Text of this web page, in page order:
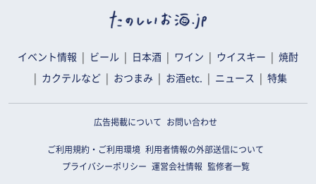
イベント情報 ビール 日本酒 ワイン ウイスキー 焼酎
カクテルなど おつまみ お酒etc. ニュース 特集
広告掲載について お問い合わせ
ご利用規約・ご利用環境 利用者情報の外部送信について
プライバシーポリシー
運営会社情報 監修者一覧